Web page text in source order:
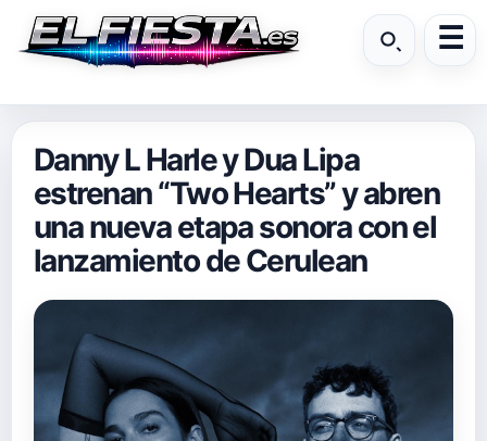
Danny L Harle y Dua Lipa
estrenan “Two Hearts” y abren
una nueva etapa sonora con el
lanzamiento de Cerulean